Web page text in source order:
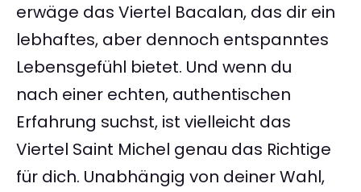
erwäge das Viertel Bacalan, das dir ein
lebhaftes, aber dennoch entspanntes
Lebensgefühl bietet. Und wenn du
nach einer echten, authentischen
Erfahrung suchst, ist vielleicht das
Viertel Saint Michel genau das Richtige
für dich. Unabhängig von deiner Wahl,